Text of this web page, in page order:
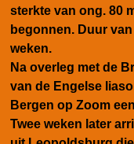
sterkte van ong. 80
begonnen. Duur
weken.
Na overleg met de
van de Engelse
Bergen op Zoom
Twee weken later